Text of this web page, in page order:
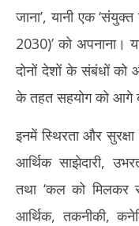
पीएम मोदी की स्वीडन
गिनाई प्रमुख उपलब्धियां
May
18,
2026
जाना’, यानी एक
2030)’ को अपनाना।
दोनों देशों के संबंधों को
के तहत सहयोग को आगे
इनमें स्थिरता और
आर्थिक साझेदारी,
तथा ‘कल को मिलकर
आर्थिक, तकनीकी,